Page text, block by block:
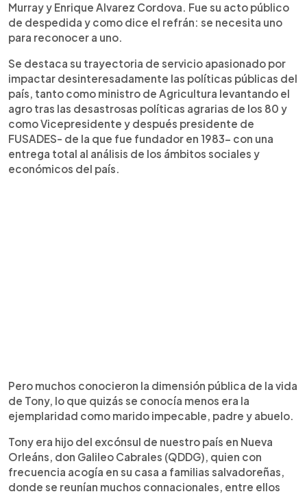
Murray y Enrique Alvarez Cordova. Fue su acto público
de despedida y como dice el refrán: se necesita uno
para reconocer a uno.
Se destaca su trayectoria de servicio apasionado por
impactar desinteresadamente las políticas públicas del
país, tanto como ministro de Agricultura levantando el
agro tras las desastrosas políticas agrarias de los 80 y
como Vicepresidente y después presidente de
FUSADES- de la que fue fundador en 1983- con una
entrega total al análisis de los ámbitos sociales y
económicos del país.
Pero muchos conocieron la dimensión pública de la vida
de Tony, lo que quizás se conocía menos era la
ejemplaridad como marido impecable, padre y abuelo.
Tony era hijo del excónsul de nuestro país en Nueva
Orleáns, don Galileo Cabrales (QDDG), quien con
frecuencia acogía en su casa a familias salvadoreñas,
donde se reunían muchos connacionales, entre ellos